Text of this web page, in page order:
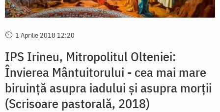
1 Aprilie 2018 12:20
IPS Irineu, Mitropolitul Olteniei:
Învierea Mântuitorului - cea mai mare
biruinţă asupra iadului şi asupra morţii
(Scrisoare pastorală, 2018)